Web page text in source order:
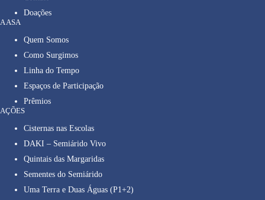
Doações
A ASA
Quem Somos
Como Surgimos
Linha do Tempo
Espaços de Participação
Prêmios
AÇÕES
Cisternas nas Escolas
DAKI – Semiárido Vivo
Quintais das Margaridas
Sementes do Semiárido
Uma Terra e Duas Águas (P1+2)